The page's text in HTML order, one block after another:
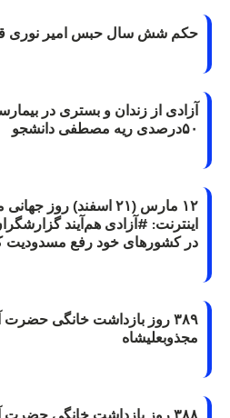
حکم شش سال حبس امیر نوری
آزادی از زندان و بستری در
۵۰درصدی ریه مصطفی دانشجو
۱۲ مارس (۲۱ اسفند) روز
در کشورهای خود رفع مسدودیت
۳۸۹ روز بازداشت خانگی حضرت
مجذوبعلیشاه